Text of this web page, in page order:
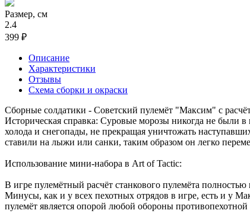
Размер, см
2.4
399 ₽
Описание
Характеристики
Отзывы
Схема сборки и окраски
Сборные солдатики - Советский пулемёт "Максим" с
Историческая справка: Суровые морозы никогда не были
холода и снегопады, не прекращая уничтожать
ставили на лыжи или санки, таким образом он легко
Использование мини-набора в Art of Tactic:
В игре пулемётный расчёт станкового пулемёта
Минусы, как и у всех пехотных отрядов в игре, есть и у
пулемёт является опорой любой обороны противопехотной